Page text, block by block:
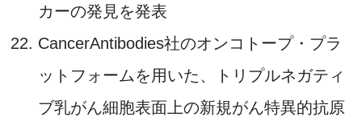
カーの発見を発表
CancerAntibodies社のオンコトープ・プラ
ットフォームを用いた、トリプルネガティ
ブ乳がん細胞表面上の新規がん特異的抗原